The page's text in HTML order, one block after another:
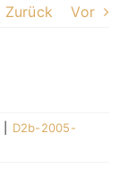
Zurück Vor
D2b-2005-